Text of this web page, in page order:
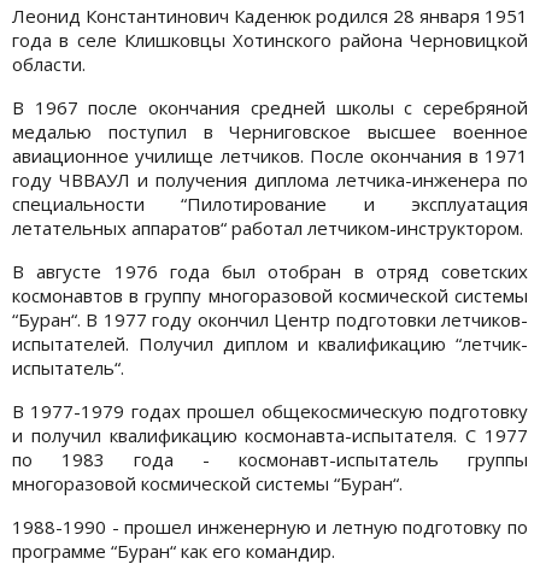
Леонид Константинович Каденюк родился 28 января 1951
года в селе Клишковцы Хотинского района Черновицкой
области.
В 1967 после окончания средней школы с серебряной
медалью поступил в Черниговское высшее военное
авиационное училище летчиков. После окончания в 1971
году ЧВВАУЛ и получения диплома летчика-инженера по
специальности “Пилотирование и эксплуатация
летательных аппаратов“ работал летчиком-инструктором.
В августе 1976 года был отобран в отряд советских
космонавтов в группу многоразовой космической системы
“Буран“. В 1977 году окончил Центр подготовки летчиков-
испытателей. Получил диплом и квалификацию “летчик-
испытатель“.
В 1977-1979 годах прошел общекосмическую подготовку
и получил квалификацию космонавта-испытателя. С 1977
по 1983 года - космонавт-испытатель группы
многоразовой космической системы “Буран“.
1988-1990 - прошел инженерную и летную подготовку по
программе “Буран“ как его командир.